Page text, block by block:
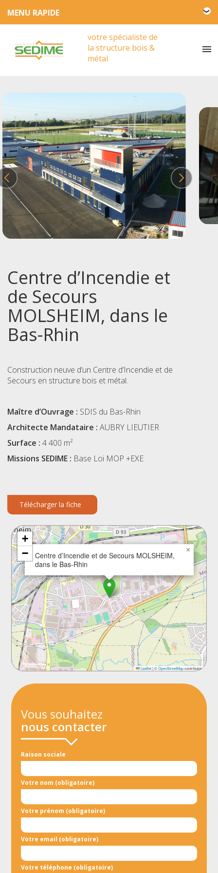
Engagement HSE
Actualités
votre spécialiste de
la structure bois &
métal
Centre d’Incendie et
de Secours
MOLSHEIM, dans le
Bas-Rhin
Construction neuve d’un Centre d’Incendie et de
Secours en structure bois et métal.
Maître d’Ouvrage : SDIS du Bas-Rhin
Architecte Mandataire : AUBRY LIEUTIER
Surface : 4 400 m²
Missions SEDIME : Base Loi MOP +EXE
Télécharger la fiche
Centre d’Incendie et de Secours MOLSHEIM,
dans le Bas-Rhin
×
+
−
Leaflet |©OpenStreetMapcontributors
Vous souhaitez
nous contacter
Raison sociale
Votre nom (obligatoire)
Votre prénom (obligatoire)
Votre email (obligatoire)
Votre téléphone (obligatoire)